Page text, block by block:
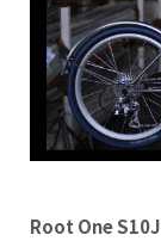
Root One S10J